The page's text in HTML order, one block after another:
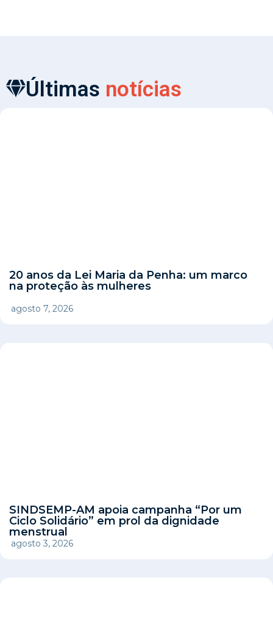
Últimas notícias
20 anos da Lei Maria da Penha: um marco
na proteção às mulheres
agosto 7, 2026
SINDSEMP-AM apoia campanha “Por um
Ciclo Solidário” em prol da dignidade
menstrual
agosto 3, 2026